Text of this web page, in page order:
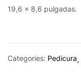
19,6 x 8,6 pulgadas.
Categories: Pedicura